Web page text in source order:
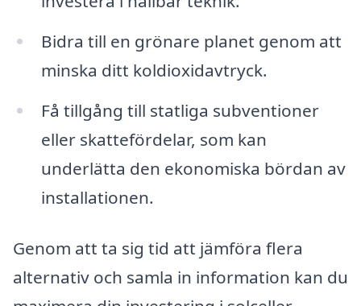
Bidra till en grönare planet genom att
minska ditt koldioxidavtryck.
Få tillgång till statliga subventioner
eller skattefördelar, som kan
underlätta den ekonomiska bördan av
installationen.
Genom att ta sig tid att jämföra flera
alternativ och samla in information kan du